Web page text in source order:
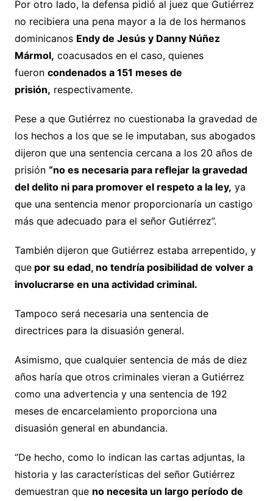
Por otro lado, la defensa pidió al juez que Gutiérrez
no recibiera una pena mayor a la de los hermanos
dominicanos Endy de Jesús y Danny Núñez
Mármol, coacusados en el caso, quienes
fueron condenados a 151 meses de
prisión, respectivamente.
Pese a que Gutiérrez no cuestionaba la gravedad de
los hechos a los que se le imputaban, sus abogados
dijeron que una sentencia cercana a los 20 años de
prisión “no es necesaria para reflejar la gravedad
del delito ni para promover el respeto a la ley, ya
que una sentencia menor proporcionaría un castigo
más que adecuado para el señor Gutiérrez”.
También dijeron que Gutiérrez estaba arrepentido, y
quepor su edad, no tendría posibilidad de volver a
involucrarse en una actividad criminal.
Tampoco será necesaria una sentencia de
directrices para la disuasión general.
Asimismo, que cualquier sentencia de más de diez
años haría que otros criminales vieran a Gutiérrez
como una advertencia y una sentencia de 192
meses de encarcelamiento proporciona una
disuasión general en abundancia.
“De hecho, como lo indican las cartas adjuntas, la
historia y las características del señor Gutiérrez
demuestran que no necesita un largo período de